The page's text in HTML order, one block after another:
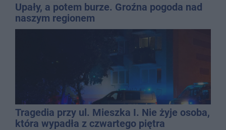
Upały, a potem burze. Groźna pogoda nad
naszym regionem
Tragedia przy ul. Mieszka I. Nie żyje osoba,
która wypadła z czwartego piętra